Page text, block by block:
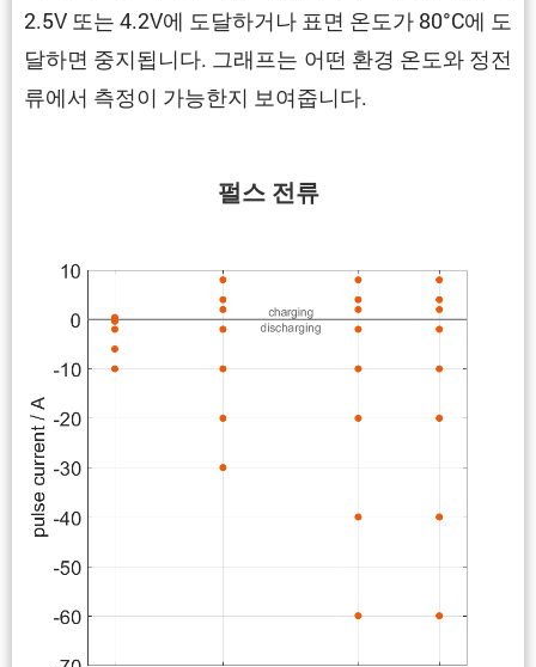
2.5V 또는 4.2V에 도달하거나 표면 온도가 80°C에 도
달하면 중지됩니다. 그래프는 어떤 환경 온도와 정전
류에서 측정이 가능한지 보여줍니다.
펄스 전류